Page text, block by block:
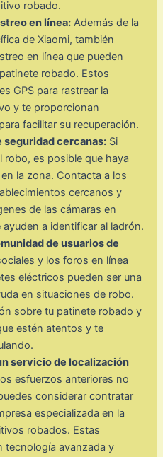
robado.
en línea: Además de la
de Xiaomi, también
en línea que pueden
robado. Estos
GPS para rastrear la
y te proporcionan
facilitar su recuperación.
seguridad cercanas: Si
robo, es posible que haya
la zona. Contacta a los
cercanos y
de las cámaras en
a identificar al ladrón.
de usuarios de
y los foros en línea
eléctricos pueden ser una
en situaciones de robo.
sobre tu patinete robado y
estén atentos y te
servicio de localización
esfuerzos anteriores no
considerar contratar
especializada en la
robados. Estas
tecnología avanzada y